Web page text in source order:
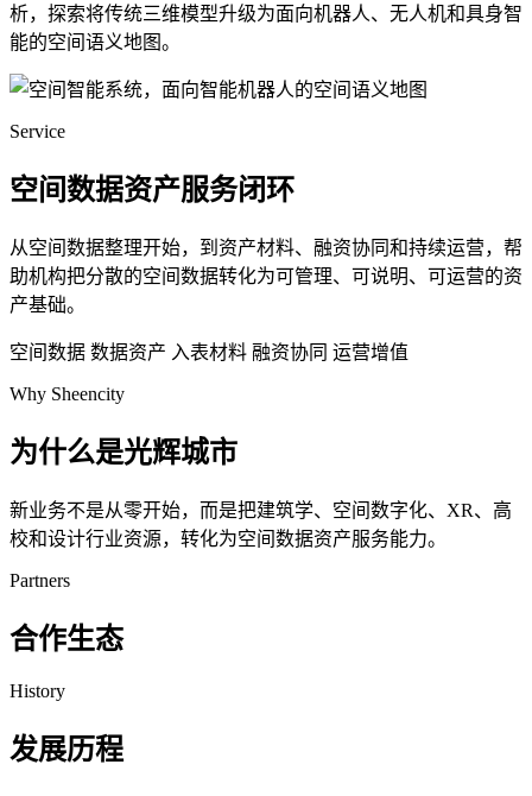
析，探索将传统三维模型升级为面向机器人、无人机和具身智
能的空间语义地图。
Service
空间数据资产服务闭环
从空间数据整理开始，到资产材料、融资协同和持续运营，帮
助机构把分散的空间数据转化为可管理、可说明、可运营的资
产基础。
空间数据 数据资产 入表材料 融资协同 运营增值
Why Sheencity
为什么是光辉城市
新业务不是从零开始，而是把建筑学、空间数字化、XR、高
校和设计行业资源，转化为空间数据资产服务能力。
Partners
合作生态
History
发展历程